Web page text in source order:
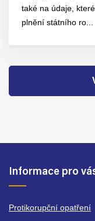
také na údaje,
plnění státního ro...
Informace pro
Protikorupční opatření